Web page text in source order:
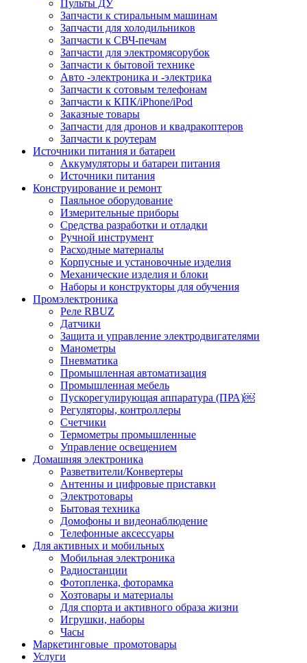
Пульты ДУ
Запчасти к стиральным машинам
Запчасти для холодильников
Запчасти к СВЧ-печам
Запчасти для электромясорубок
Запчасти к бытовой технике
Авто -электроника и -электрика
Запчасти к сотовым телефонам
Запчасти к КПК/iPhone/iPod
Заказные товары
Запчасти для дронов и квадракоптеров
Запчасти к роутерам
Источники питания и батареи
Аккумуляторы и батареи питания
Источники питания
Конструирование и ремонт
Паяльное оборудование
Измерительные приборы
Средства разработки и отладки
Ручной инструмент
Расходные материалы
Корпусные и установочные изделия
Механические изделия и блоки
Наборы и конструкторы для обучения
Промэлектроника
Реле RBUZ
Датчики
Защита и управление электродвигателями
Манометры
Пневматика
Промышленная автоматизация
Промышленная мебель
Пускорегулирующая аппаратура (ПРА)￼
Регуляторы, контроллеры
Счетчики
Термометры промышленные
Управление освещением
Домашняя электроника
Разветвители/Конвертеры
Антенны и цифровые приставки
Электротовары
Бытовая техника
Домофоны и видеонаблюдение
Телефонные аксессуары
Для активных и мобильных
Мобильная электроника
Радиостанции
Фотопленка, фоторамка
Хозтовары и материалы
Для спорта и активного образа жизни
Игрушки, наборы
Часы
Маркетинговые_промотовары
Услуги